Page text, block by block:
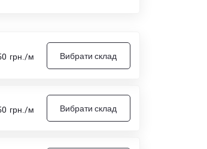
грн./м Вибрати склад
грн./м Вибрати склад